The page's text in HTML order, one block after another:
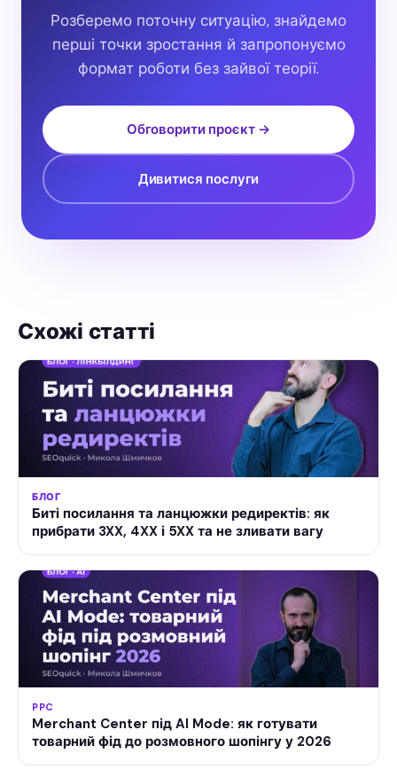
Розберемо поточну ситуацію, знайдемо
перші точки зростання й запропонуємо
формат роботи без зайвої теорії.
Обговорити проєкт →
Дивитися послуги
Схожі статті
БЛОГ
Биті посилання та ланцюжки редиректів: як
прибрати 3XX, 4XX і 5XX та не зливати вагу
PPC
Merchant Center під AI Mode: як готувати
товарний фід до розмовного шопінгу у 2026